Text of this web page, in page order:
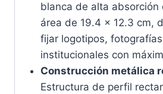
blanca de alta absorción
área de 19.4 x 12.3 cm,
fijar logotipos,
institucionales con
Construcción metálica
Estructura de perfil